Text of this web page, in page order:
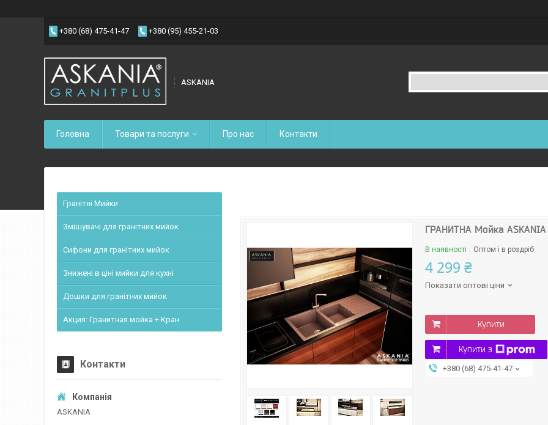
+380 (68) 475-41-47 +380 (95) 455-21-03
ASKANIA
Головна Товари та послуги Про нас Контакти
ГРАНИТНА Мойка
В наявності Оптом і в роздріб
4 299 ₴
Показати оптові ціни
Купити
Купити з
+380 (68) 475-41-47
Гранітні Мийки
Змішувачі для гранітних мийок
Сифони для гранітних мийок
Знижені в ціні мийки для кухні
Дошки для гранітних мийок
Акция: Гранитная мойка + Кран
Контакти
ASKANIA